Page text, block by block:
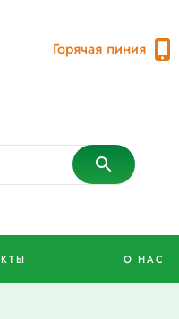
Горячая линия
О НАС